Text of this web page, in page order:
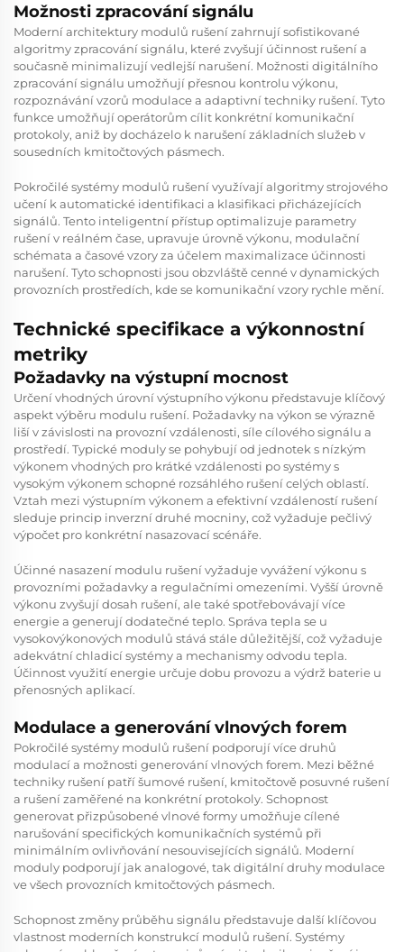
Možnosti zpracování signálu
Moderní architektury modulů rušení zahrnují sofistikované
algoritmy zpracování signálu, které zvyšují účinnost rušení a
současně minimalizují vedlejší narušení. Možnosti digitálního
zpracování signálu umožňují přesnou kontrolu výkonu,
rozpoznávání vzorů modulace a adaptivní techniky rušení. Tyto
funkce umožňují operátorům cílit konkrétní komunikační
protokoly, aniž by docházelo k narušení základních služeb v
sousedních kmitočtových pásmech.
Pokročilé systémy modulů rušení využívají algoritmy strojového
učení k automatické identifikaci a klasifikaci přicházejících
signálů. Tento inteligentní přístup optimalizuje parametry
rušení v reálném čase, upravuje úrovně výkonu, modulační
schémata a časové vzory za účelem maximalizace účinnosti
narušení. Tyto schopnosti jsou obzvláště cenné v dynamických
provozních prostředích, kde se komunikační vzory rychle mění.
Technické specifikace a výkonnostní
metriky
Požadavky na výstupní mocnost
Určení vhodných úrovní výstupního výkonu představuje klíčový
aspekt výběru modulu rušení. Požadavky na výkon se výrazně
liší v závislosti na provozní vzdálenosti, síle cílového signálu a
prostředí. Typické moduly se pohybují od jednotek s nízkým
výkonem vhodných pro krátké vzdálenosti po systémy s
vysokým výkonem schopné rozsáhlého rušení celých oblastí.
Vztah mezi výstupním výkonem a efektivní vzdáleností rušení
sleduje princip inverzní druhé mocniny, což vyžaduje pečlivý
výpočet pro konkrétní nasazovací scénáře.
Účinné nasazení modulu rušení vyžaduje vyvážení výkonu s
provozními požadavky a regulačními omezeními. Vyšší úrovně
výkonu zvyšují dosah rušení, ale také spotřebovávají více
energie a generují dodatečné teplo. Správa tepla se u
vysokovýkonových modulů stává stále důležitější, což vyžaduje
adekvátní chladicí systémy a mechanismy odvodu tepla.
Účinnost využití energie určuje dobu provozu a výdrž baterie u
přenosných aplikací.
Modulace a generování vlnových forem
Pokročilé systémy modulů rušení podporují více druhů
modulací a možnosti generování vlnových forem. Mezi běžné
techniky rušení patří šumové rušení, kmitočtově posuvné rušení
a rušení zaměřené na konkrétní protokoly. Schopnost
generovat přizpůsobené vlnové formy umožňuje cílené
narušování specifických komunikačních systémů při
minimálním ovlivňování nesouvisejících signálů. Moderní
moduly podporují jak analogové, tak digitální druhy modulace
ve všech provozních kmitočtových pásmech.
Schopnost změny průběhu signálu představuje další klíčovou
vlastnost moderních konstrukcí modulů rušení. Systémy